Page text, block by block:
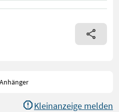
Kleinanzeige melden